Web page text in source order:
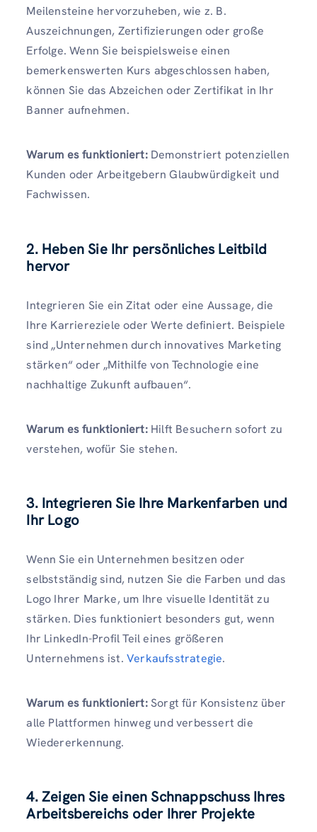
Meilensteine ​​hervorzuheben, wie z. B.
Auszeichnungen, Zertifizierungen oder große
Erfolge. Wenn Sie beispielsweise einen
bemerkenswerten Kurs abgeschlossen haben,
können Sie das Abzeichen oder Zertifikat in Ihr
Banner aufnehmen.
Warum es funktioniert:Demonstriert potenziellen
Kunden oder Arbeitgebern Glaubwürdigkeit und
Fachwissen.
2. Heben Sie Ihr persönliches Leitbild
hervor
Integrieren Sie ein Zitat oder eine Aussage, die
Ihre Karriereziele oder Werte definiert. Beispiele
sind „Unternehmen durch innovatives Marketing
stärken“ oder „Mithilfe von Technologie eine
nachhaltige Zukunft aufbauen“.
Warum es funktioniert:Hilft Besuchern sofort zu
verstehen, wofür Sie stehen.
3. Integrieren Sie Ihre Markenfarben und
Ihr Logo
Wenn Sie ein Unternehmen besitzen oder
selbstständig sind, nutzen Sie die Farben und das
Logo Ihrer Marke, um Ihre visuelle Identität zu
stärken. Dies funktioniert besonders gut, wenn
Ihr LinkedIn-Profil Teil eines größeren
Unternehmens ist. Verkaufsstrategie.
Warum es funktioniert:Sorgt für Konsistenz über
alle Plattformen hinweg und verbessert die
Wiedererkennung.
4. Zeigen Sie einen Schnappschuss Ihres
Arbeitsbereichs oder Ihrer Projekte